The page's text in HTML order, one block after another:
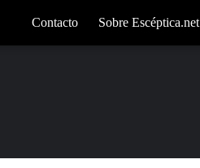
Contacto Sobre Escéptica.net